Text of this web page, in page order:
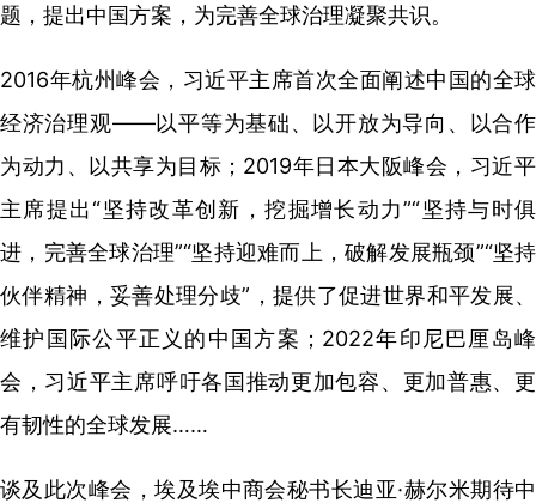
题，提出中国方案，为完善全球治理凝聚共识。
2016年杭州峰会，习近平主席首次全面阐述中国的全球
经济治理观——以平等为基础、以开放为导向、以合作
为动力、以共享为目标；2019年日本大阪峰会，习近平
主席提出“坚持改革创新，挖掘增长动力”“坚持与时俱
进，完善全球治理”“坚持迎难而上，破解发展瓶颈”“坚持
伙伴精神，妥善处理分歧”，提供了促进世界和平发展、
维护国际公平正义的中国方案；2022年印尼巴厘岛峰
会，习近平主席呼吁各国推动更加包容、更加普惠、更
有韧性的全球发展……
谈及此次峰会，埃及埃中商会秘书长迪亚·赫尔米期待中